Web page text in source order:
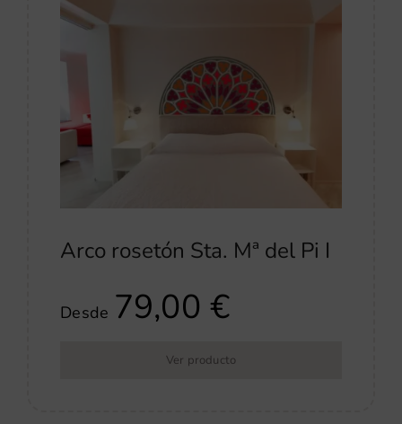
Arco rosetón Sta. Mª del Pi I
Desde 79,00€
Ver producto